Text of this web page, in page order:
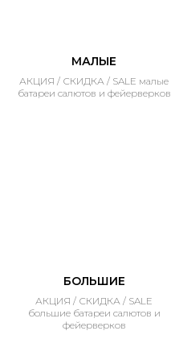
МАЛЫЕ
АКЦИЯ / СКИДКА / SALE малые
батареи салютов и фейерверков
БОЛЬШИЕ
АКЦИЯ / СКИДКА / SALE
большие батареи салютов и
фейерверков